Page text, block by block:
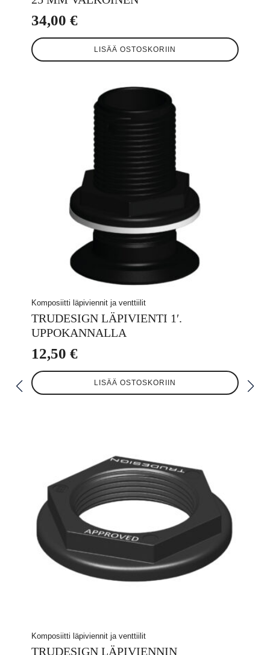
34,00 €
LISÄÄ OSTOSKORIIN
Komposiitti läpiviennit ja venttiilit
TRUDESIGN LÄPIVIENTI 1′.
UPPOKANNALLA
12,50 €
LISÄÄ OSTOSKORIIN
Komposiitti läpiviennit ja venttiilit
TRUDESIGN LÄPIVIENNIN